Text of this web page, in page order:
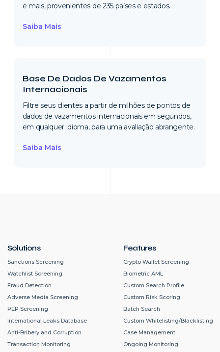
e mais, provenientes de 235 países e estados.
Saiba Mais
Base De Dados De Vazamentos
Internacionais
Filtre seus clientes a partir de milhões de pontos de
dados de vazamentos internacionais em segundos,
em qualquer idioma, para uma avaliação abrangente.
Saiba Mais
Solutions
Sanctions Screening
Watchlist Screening
Fraud Detection
Adverse Media Screening
PEP Screening
International Leaks Database
Anti-Bribery and Corruption
Transaction Monitoring
Features
Crypto Wallet Screening
Biometric AML
Custom Search Profile
Custom Risk Scoring
Batch Search
Custom Whitelisting/Blacklisting
Case Management
Ongoing Monitoring